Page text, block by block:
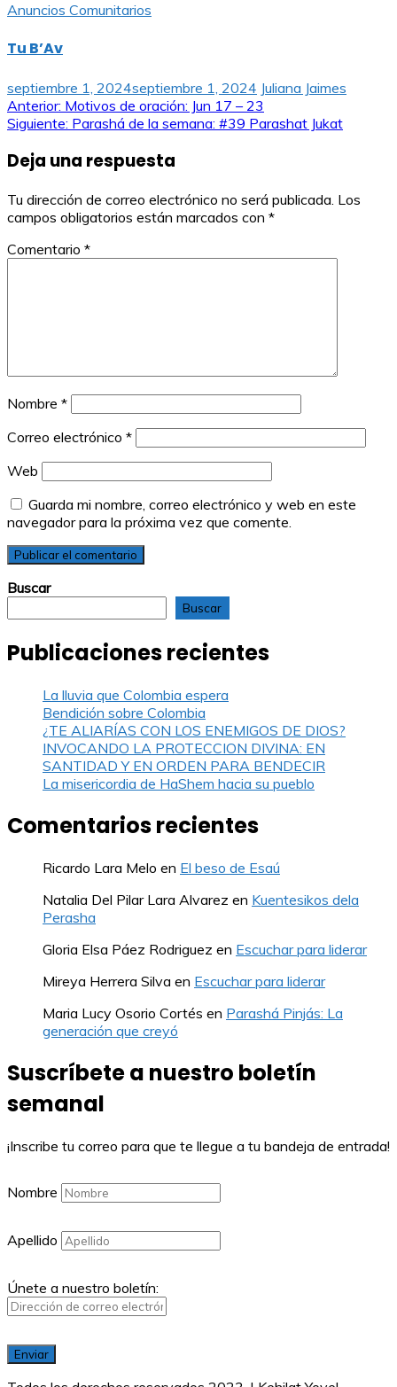
Anuncios Comunitarios
Tu B’Av
septiembre 1, 2024septiembre 1, 2024 Juliana Jaimes
Navegación
entradas
Anterior: Motivos de oración: Jun 17 – 23
Siguiente: Parashá de la semana: #39 Parashat Jukat
Deja una respuesta
Tu dirección de correo electrónico no será publicada. Los
campos obligatorios están marcados con *
Comentario *
Nombre *
Correo electrónico *
Web
Guarda mi nombre, correo electrónico y web en este
navegador para la próxima vez que comente.
Buscar
Buscar
Publicaciones recientes
La lluvia que Colombia espera
Bendición sobre Colombia
¿TE ALIARÍAS CON LOS ENEMIGOS DE DIOS?
INVOCANDO LA PROTECCION DIVINA: EN
SANTIDAD Y EN ORDEN PARA BENDECIR
La misericordia de HaShem hacia su pueblo
Comentarios recientes
Ricardo Lara Melo en El beso de Esaú
Natalia Del Pilar Lara Alvarez en Kuentesikos dela
Perasha
Gloria Elsa Páez Rodriguez en Escuchar para liderar
Mireya Herrera Silva en Escuchar para liderar
Maria Lucy Osorio Cortés en Parashá Pinjás: La
generación que creyó
Suscríbete a nuestro boletín
semanal
¡Inscribe tu correo para que te llegue a tu bandeja de entrada!
Nombre
Apellido
Únete a nuestro boletín: